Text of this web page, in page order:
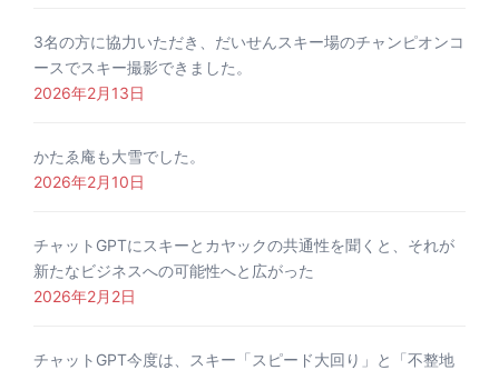
3名の方に協力いただき、だいせんスキー場のチャンピオンコ
ースでスキー撮影できました。
2026年2月13日
かたゑ庵も大雪でした。
2026年2月10日
チャットGPTにスキーとカヤックの共通性を聞くと、それが
新たなビジネスへの可能性へと広がった
2026年2月2日
チャットGPT今度は、スキー「スピード大回り」と「不整地